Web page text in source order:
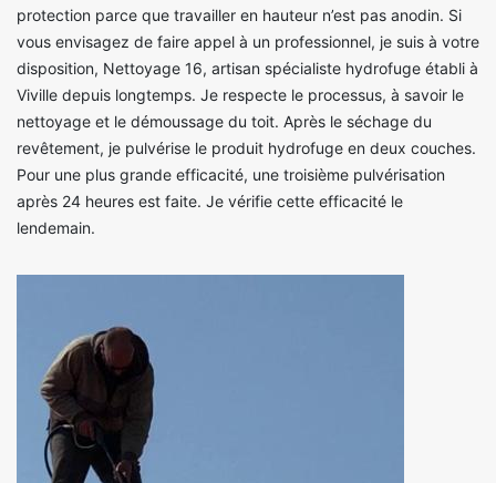
protection parce que travailler en hauteur n’est pas anodin. Si
vous envisagez de faire appel à un professionnel, je suis à votre
disposition, Nettoyage 16, artisan spécialiste hydrofuge établi à
Viville depuis longtemps. Je respecte le processus, à savoir le
nettoyage et le démoussage du toit. Après le séchage du
revêtement, je pulvérise le produit hydrofuge en deux couches.
Pour une plus grande efficacité, une troisième pulvérisation
après 24 heures est faite. Je vérifie cette efficacité le
lendemain.